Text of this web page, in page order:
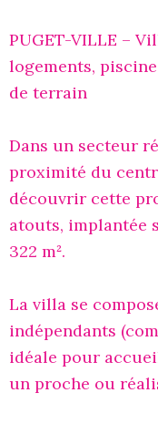
PUGET-VILLE –
logements,
de terrain
Dans un secteur
proximité du
découvrir cette
atouts, implantée
322 m².
La villa se
indépendants
idéale pour
un proche ou